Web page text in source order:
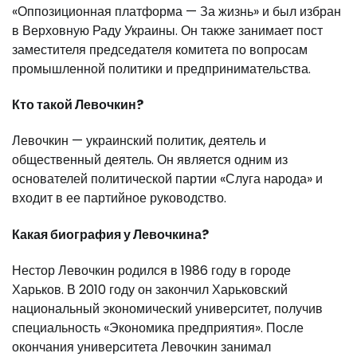
«Оппозиционная платформа — За жизнь» и был избран
в Верховную Раду Украины. Он также занимает пост
заместителя председателя комитета по вопросам
промышленной политики и предпринимательства.
Кто такой Левочкин?
Левочкин — украинский политик, деятель и
общественный деятель. Он является одним из
основателей политической партии «Слуга народа» и
входит в ее партийное руководство.
Какая биография у Левочкина?
Нестор Левочкин родился в 1986 году в городе
Харьков. В 2010 году он закончил Харьковский
национальный экономический университет, получив
специальность «Экономика предприятия». После
окончания университета Левочкин занимал